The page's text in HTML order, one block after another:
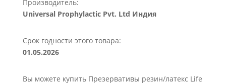
Производитель:
Universal Prophylactic Pvt. Ltd Индия
Срок годности этого товара:
01.05.2026
Вы можете купить Презервативы резин/латекс Life